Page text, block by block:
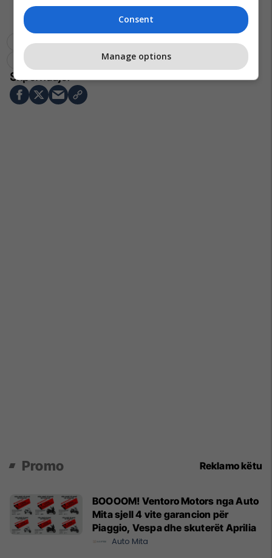
Arrestohet I Dënuari Policia E Kosovës
Prizren
Gjykata Themelore E Prizrenit
Promo Reklamo këtu
BOOOOM! Ventoro Motors nga Auto
Mita sjell 4 vite garancion për
Piaggio, Vespa dhe skuterët Aprilia
Auto Mita
Consent
Manage options